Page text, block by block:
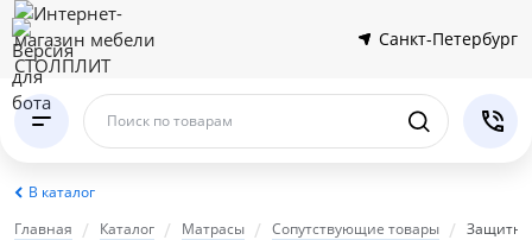
Санкт-Петербург
Поиск по товарам
В каталог
Главная
Каталог Матрасы Сопутствующие товары